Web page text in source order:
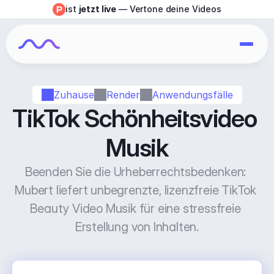
Zuhause Render Anwendungsfälle
TikTok Schönheitsvideo
Musik
Beenden Sie die Urheberrechtsbedenken:
Mubert liefert unbegrenzte, lizenzfreie TikTok
Beauty Video Musik für eine stressfreie
Erstellung von Inhalten.
ist jetzt live — Vertone deine Videos